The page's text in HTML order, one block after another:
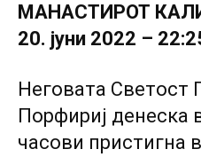
МАНАСТИРОТ
20. јуни 2022 –
Неговата Светост
Порфириј денеска
часови пристигна